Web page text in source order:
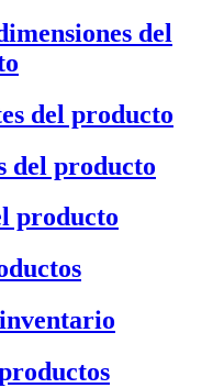
del
del producto
del producto
producto